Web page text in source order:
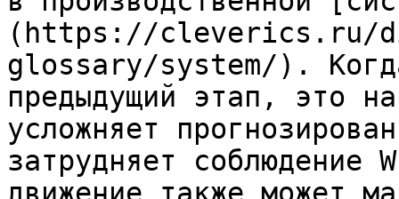
(https://cleverics.ru/
glossary/system/).
предыдущий этап, это
усложняет
затрудняет соблюдение